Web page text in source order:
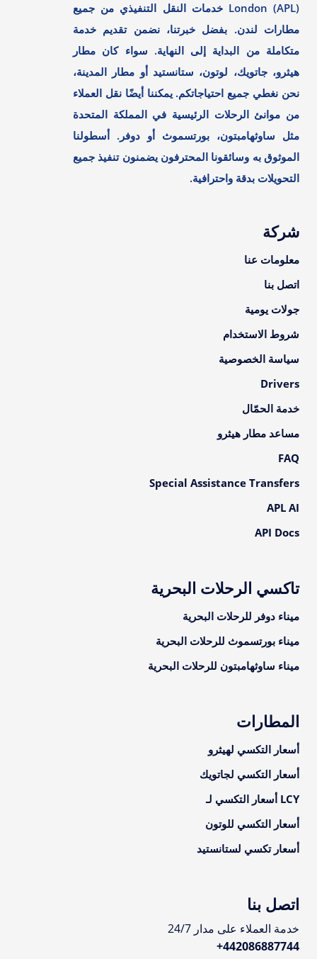
London (APL) خدمات النقل التنفيذي من جميع
مطارات لندن. بفضل خبرتنا، نضمن تقديم خدمة
متكاملة من البداية إلى النهاية. سواء كان مطار
هيثرو، جاتويك، لوتون، ستانستيد أو مطار المدينة،
نحن نغطي جميع احتياجاتكم. يمكننا أيضًا نقل العملاء
من موانئ الرحلات الرئيسية في المملكة المتحدة
مثل ساوثهامبتون، بورتسموث أو دوفر. أسطولنا
الموثوق به وسائقونا المحترفون يضمنون تنفيذ جميع
التحويلات بدقة واحترافية.
شركة
معلومات عنا
اتصل بنا
جولات يومية
شروط الاستخدام
سياسة الخصوصية
Drivers
خدمة الحمّال
مساعد مطار هيثرو
FAQ
Special Assistance Transfers
APL AI
API Docs
تاكسي الرحلات البحرية
ميناء دوفر للرحلات البحرية
ميناء بورتسموث للرحلات البحرية
ميناء ساوثهامبتون للرحلات البحرية
المطارات
أسعار التكسي لهيثرو
أسعار التكسي لجاتويك
LCY أسعار التكسي لـ
أسعار التكسي للوتون
أسعار تكسي لستانستيد
اتصل بنا
خدمة العملاء على مدار 24/7
+442086887744